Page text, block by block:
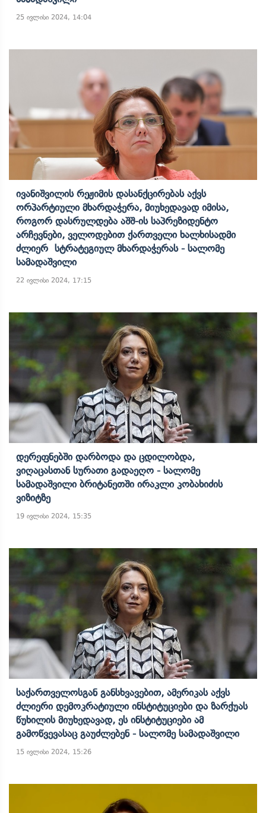
25 ივლისი 2024, 14:04
Ივანიშვილის Რეჟიმის Დასანქცირებას Აქვს
Ორპარტიული Მხარდაჭერა, Მიუხედავად Იმისა,
Როგორ Დასრულდება Აშშ-Ის Საპრეზიდენტო
Არჩევნები, Ველოდებით Ქართველი Ხალხისადმი
Ძლიერ Სტრატეგიულ Მხარდაჭერას - Სალომე
Სამადაშვილი
22 ივლისი 2024, 17:15
Დერეფნებში Დარბოდა Და Ცდილობდა,
Ვიღაცასთან Სურათი Გადაეღო - Სალომე
Სამადაშვილი Ბრიტანეთში Ირაკლი Კობახიძის
Ვიზიტზე
19 ივლისი 2024, 15:35
Საქართველოსგან Განსხვავებით, Ამერიკას Აქვს
Ძლიერი Დემოკრატიული Ინსტიტუციები Და Ზარქუას
Წუხილის Მიუხედავად, Ეს Ინსტიტუციები Ამ
Გამოწვევასაც Გაუძლებენ - Სალომე Სამადაშვილი
15 ივლისი 2024, 15:26